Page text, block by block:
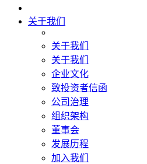
关于我们
关于我们
关于我们
企业文化
致投资者信函
公司治理
组织架构
董事会
发展历程
加入我们